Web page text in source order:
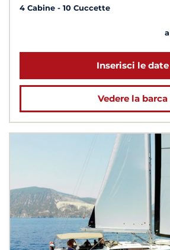
4 Cabine
10 Cuccette
Inserisci le date
Vedere la barca